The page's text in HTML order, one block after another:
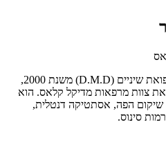
ד"ר סאמר חאטר הוא דוקטור לרפואת שיניים (D.M.D) משנת 2000,
ומוביל את צוות מרפאות מדיקל קלאס. הוא
שיקום הפה, אסתטיקה דנטלית,
סינוס.